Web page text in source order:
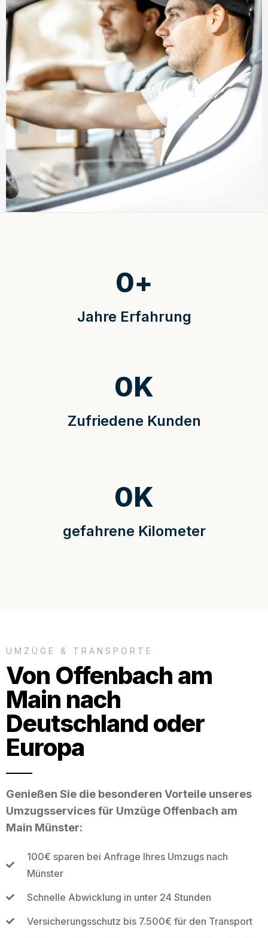
Jahre Erfahrung
0+
Zufriedene Kunden
0K
gefahrene Kilometer
0K
UMZÜGE & TRANSPORTE
Von Offenbach am
Main nach
Deutschland oder
Europa
Genießen Sie die besonderen Vorteile unseres
Umzugsservices für Umzüge Offenbach am
Main Münster:
100€ sparen bei Anfrage Ihres Umzugs nach
Münster
Schnelle Abwicklung in unter 24 Stunden
Versicherungsschutz bis 7.500€ für den Transport